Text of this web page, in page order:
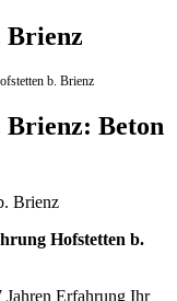
Brienz
b. Brienz
Beton
Hofstetten b.
Jahren Erfahrung Ihr